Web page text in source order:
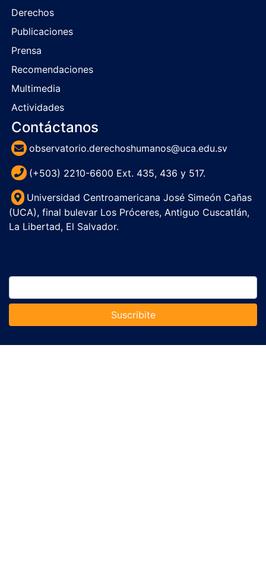
Derechos
Publicaciones
Prensa
Recomendaciones
Multimedia
Actividades
Contáctanos
observatorio.derechoshumanos@uca.edu.sv
(+503) 2210-6600 Ext. 435, 436 y 517.
Universidad Centroamericana José Simeón Cañas
(UCA), final bulevar Los Próceres, Antiguo Cuscatlán,
La Libertad, El Salvador.
Suscribite